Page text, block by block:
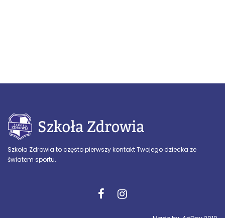
Szkoła Zdrowia to często pierwszy kontakt Twojego dziecka ze
światem sportu.